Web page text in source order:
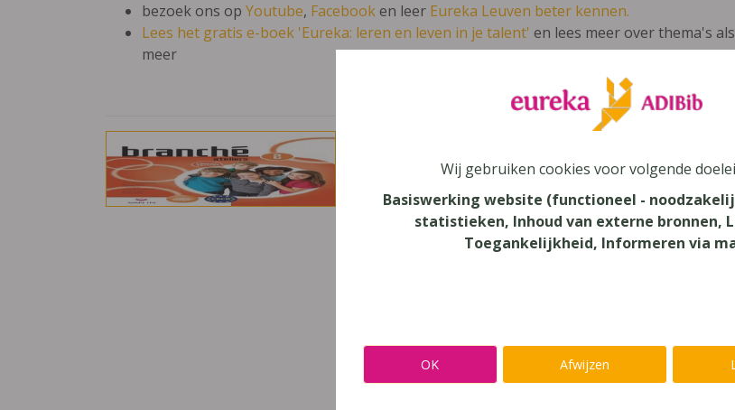
bezoek ons op Youtube, Facebooken leer Eureka Leuven beter kennen.
Lees het gratis e-boek 'Eureka: leren en leven in je talent' en lees meer over thema's
meer
Frans
Secundair Onderwijs, Secundair Onderwijs - ASO
Uitgeverij
Wij gebruiken cookies voor volgende
Basiswerking website (functioneel -
statistieken, Inhoud van externe bronnen,
Toegankelijkheid, Informeren via
OK Afwijzen